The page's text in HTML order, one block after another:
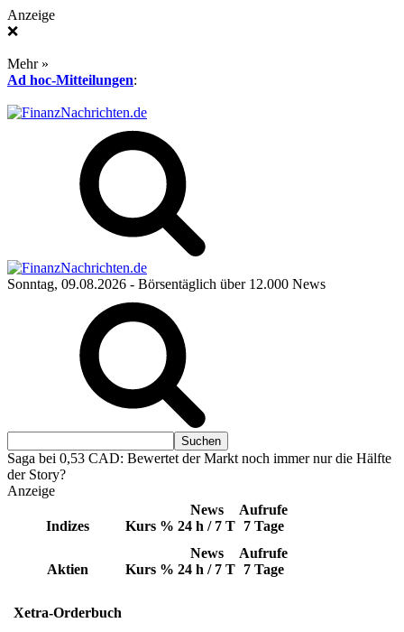
Anzeige
❌
Mehr »
Ad hoc-Mitteilungen:
Sonntag, 09.08.2026 - Börsentäglich über 12.000 News
Saga bei 0,53 CAD: Bewertet der Markt noch immer nur die Hälfte
der Story?
Anzeige
Indizes Kurs %
News
24 h / 7 T
Aufrufe
7 Tage
Aktien Kurs %
News
24 h / 7 T
Aufrufe
7 Tage
Xetra-Orderbuch